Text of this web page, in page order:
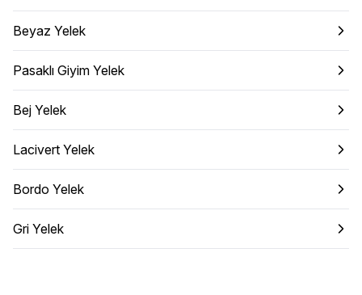
Beyaz Yelek
Pasaklı Giyim Yelek
Bej Yelek
Lacivert Yelek
Bordo Yelek
Gri Yelek